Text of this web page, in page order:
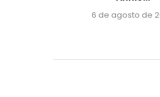
6 de agosto de